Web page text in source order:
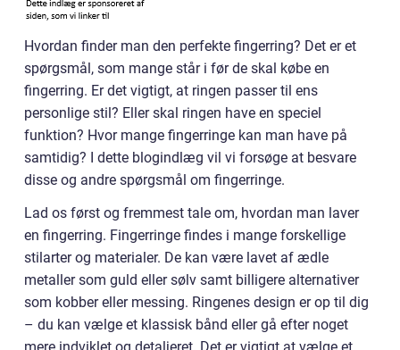
Hvordan finder man den perfekte fingerring? Det er et
spørgsmål, som mange står i før de skal købe en
fingerring. Er det vigtigt, at ringen passer til ens
personlige stil? Eller skal ringen have en speciel
funktion? Hvor mange fingerringe kan man have på
samtidig? I dette blogindlæg vil vi forsøge at besvare
disse og andre spørgsmål om fingerringe.
Lad os først og fremmest tale om, hvordan man laver
en fingerring. Fingerringe findes i mange forskellige
stilarter og materialer. De kan være lavet af ædle
metaller som guld eller sølv samt billigere alternativer
som kobber eller messing. Ringenes design er op til dig
– du kan vælge et klassisk bånd eller gå efter noget